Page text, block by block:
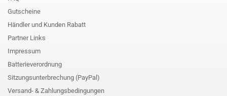
Gutscheine
Händler und Kunden Rabatt
Partner Links
Impressum
Batterieverordnung
Sitzungsunterbrechung (PayPal)
Versand- & Zahlungsbedingungen